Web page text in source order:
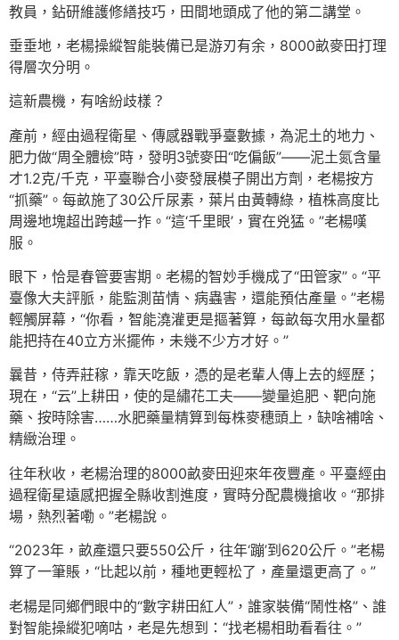
教員，鉆研維護修繕技巧，田間地頭成了他的第二講堂。
垂垂地，老楊操縱智能裝備已是游刃有余，8000畝麥田打理
得層次分明。
這新農機，有啥紛歧樣？
產前，經由過程衛星、傳感器戰爭臺數據，為泥土的地力、
肥力做“周全體檢”時，發明3號麥田“吃偏飯”——泥土氮含量
才1.2克/千克，平臺聯合小麥發展模子開出方劑，老楊按方
“抓藥”。每畝施了30公斤尿素，葉片由黃轉綠，植株高度比
周邊地塊超出跨越一拃。“這‘千里眼’，實在兇猛。”老楊嘆
服。
眼下，恰是春管要害期。老楊的智妙手機成了“田管家”。“平
臺像大夫評脈，能監測苗情、病蟲害，還能預估產量。”老楊
輕觸屏幕，“你看，智能澆灌更是摳著算，每畝每次用水量都
能把持在40立方米擺佈，未幾不少方才好。”
曩昔，侍弄莊稼，靠天吃飯，憑的是老輩人傳上去的經歷；
現在，“云”上耕田，使的是繡花工夫——變量追肥、靶向施
藥、按時除害……水肥藥量精算到每株麥穗頭上，缺啥補啥、
精緻治理。
往年秋收，老楊治理的8000畝麥田迎來年夜豐產。平臺經由
過程衛星遠感把握全縣收割進度，實時分配農機搶收。“那排
場，熱烈著嘞。”老楊說。
“2023年，畝產還只要550公斤，往年‘蹦’到620公斤。”老楊
算了一筆賬，“比起以前，種地更輕松了，產量還更高了。”
老楊是同鄉們眼中的“數字耕田紅人”，誰家裝備“鬧性格”、誰
對智能操縱犯嘀咕，老是先想到：“找老楊相助看看往。”